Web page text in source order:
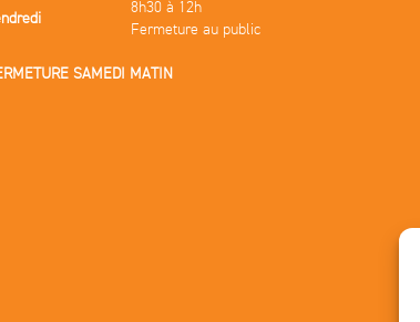
8h30 à 12h
Fermeture au public
SAMEDI MATIN